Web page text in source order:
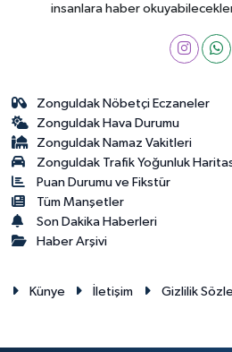
insanlara haber
Zonguldak Nöbetçi Eczaneler
Zonguldak Hava Durumu
Zonguldak Namaz Vakitleri
Zonguldak Trafik Yoğunluk
Puan Durumu ve Fikstür
Tüm Manşetler
Son Dakika Haberleri
Haber Arşivi
Künye İletişim Gizlilik